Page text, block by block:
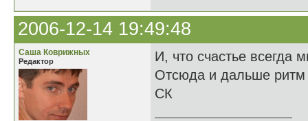
2006-12-14 19:49:48
Саша Коврижных
Редактор
И, что счастье всегда
Отсюда и дальше ритм
СК